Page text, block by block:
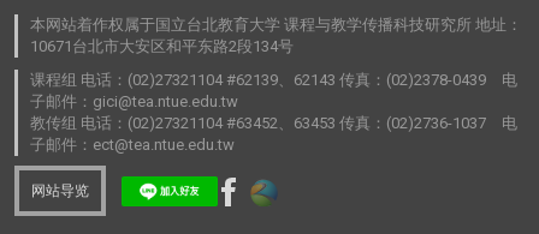
本网站着作权属于国立台北教育大学 课程与教学传播科技研究所 地址：
10671台北市大安区和平东路2段134号
课程组 电话：(02)27321104 #62139、62143 传真：(02)2378-0439 电
子邮件：gici@tea.ntue.edu.tw
教传组 电话：(02)27321104 #63452、63453 传真：(02)2736-1037 电
子邮件：ect@tea.ntue.edu.tw
网站导览